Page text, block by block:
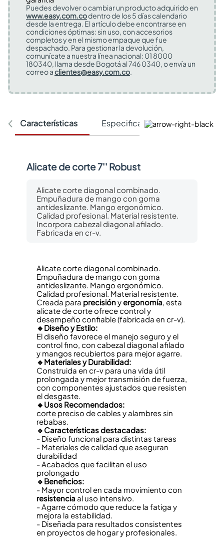
Puedes devolver o cambiar un producto adquirido en
www.easy.com.codentro de los 5 días calendario
desde la entrega. El artículo debe encontrarse en
condiciones óptimas: sin uso, con accesorios
completos y en el mismo empaque que fue
despachado. Para gestionar la devolución,
comunícate a nuestra línea nacional: 01 8000
180340, llama desde Bogotá al 746 0340, o envía un
correo aclientes@easy.com.co.
Características Especificaciones Técnicas
Alicate de corte 7'' Robust
Alicate corte diagonal combinado.
Empuñadura de mango con goma
antideslizante. Mango ergonómico.
Calidad profesional. Material resistente.
Incorpora cabezal diagonal afilado.
Fabricada en cr-v.
Alicate corte diagonal combinado.
Empuñadura de mango con goma
antideslizante. Mango ergonómico.
Calidad profesional. Material resistente.
Creada para precisiónyergonomía , esta
alicate de corte ofrece control y
desempeño confiable (fabricada en cr-v).
🔹Diseño y Estilo:
El diseño favorece el manejo seguro y el
control fino, con cabezal diagonal afilado
y mangos recubiertos para mejor agarre.
🔹Materiales y Durabilidad:
Construida en cr-v para una vida útil
prolongada y mejor transmisión de fuerza,
con componentes ajustados que resisten
el desgaste.
🔹Usos Recomendados:
corte preciso de cables y alambres sin
rebabas.
🔹Características destacadas:
- Diseño funcional para distintas tareas
- Materiales de calidad que aseguran
durabilidad
- Acabados que facilitan el uso
prolongado
🔹Beneficios:
- Mayor control en cada movimiento con
resistencia al uso intensivo.
- Agarre cómodo que reduce la fatiga y
mejora la estabilidad.
- Diseñada para resultados consistentes
en proyectos de hogar y profesionales.